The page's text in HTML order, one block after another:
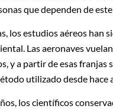
que dependen de este
los estudios aéreos han
Las aeronaves
y a partir de esas franjas
utilizado desde hace
los científicos